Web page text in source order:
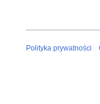
Polityka prywatności